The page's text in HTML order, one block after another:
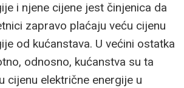
i njene cijene jest činjenica da
zapravo plaćaju veću cijenu
od kućanstava. U većini ostatka
odnosno, kućanstva su ta
cijenu električne energije u